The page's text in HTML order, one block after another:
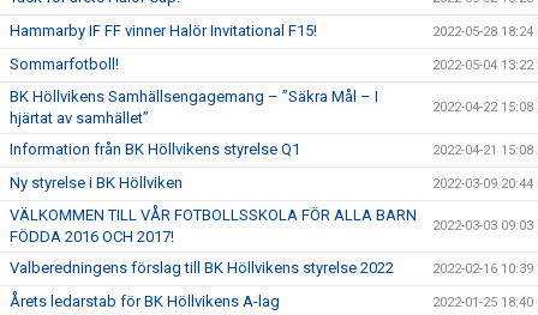
Hammarby IF FF vinner Halör Invitational F15! 2022-05-28 18:24
Sommarfotboll! 2022-05-04 13:22
BK Höllvikens Samhällsengagemang – ”Säkra Mål – I
hjärtat av samhället”
2022-04-22 15:08
Information från BK Höllvikens styrelse Q1 2022-04-21 15:08
Ny styrelse i BK Höllviken 2022-03-09 20:44
VÄLKOMMEN TILL VÅR FOTBOLLSSKOLA FÖR ALLA BARN
FÖDDA 2016 OCH 2017!
2022-03-03 09:03
Valberedningens förslag till BK Höllvikens styrelse 2022 2022-02-16 10:39
Årets ledarstab för BK Höllvikens A-lag 2022-01-25 18:40